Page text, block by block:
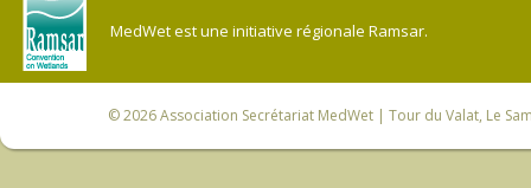
MedWet est une initiative régionale Ramsar.
© 2026Association Secrétariat MedWet | Tour du Valat, Le